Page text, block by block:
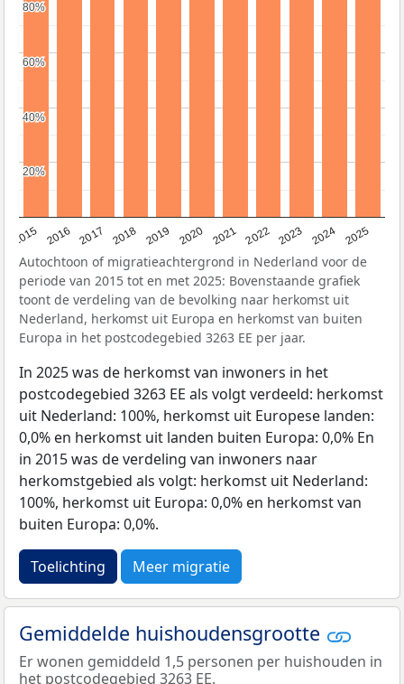
2015 2016 2017 2018 2019 2020 2021 2022 2023 2024 2025
20%
20%
40%
40%
60%
60%
80%
80%
Autochtoon of migratieachtergrond in Nederland voor de
periode van 2015 tot en met 2025: Bovenstaande grafiek
toont de verdeling van de bevolking naar herkomst uit
Nederland, herkomst uit Europa en herkomst van buiten
Europa in het postcodegebied 3263 EE per jaar.
In 2025 was de herkomst van inwoners in het
postcodegebied 3263 EE als volgt verdeeld: herkomst
uit Nederland: 100%, herkomst uit Europese landen:
0,0% en herkomst uit landen buiten Europa: 0,0% En
in 2015 was de verdeling van inwoners naar
herkomstgebied als volgt: herkomst uit Nederland:
100%, herkomst uit Europa: 0,0% en herkomst van
buiten Europa: 0,0%.
Toelichting Meer migratie
Gemiddelde huishoudensgrootte
Er wonen gemiddeld 1,5 personen per huishouden in
het postcodegebied 3263 EE.